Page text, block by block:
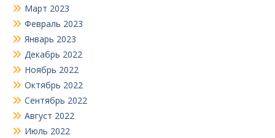
Март 2023
Февраль 2023
Январь 2023
Декабрь 2022
Ноябрь 2022
Октябрь 2022
Сентябрь 2022
Август 2022
Июль 2022